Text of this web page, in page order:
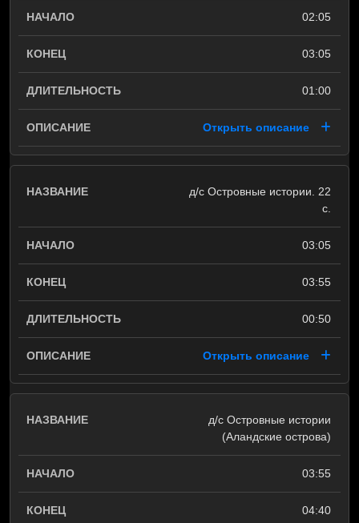
02:05
03:05
01:00
Открыть описание
д/с Островные истории. 22
с.
03:05
03:55
00:50
Открыть описание
д/с Островные истории
(Аландские острова)
03:55
04:40